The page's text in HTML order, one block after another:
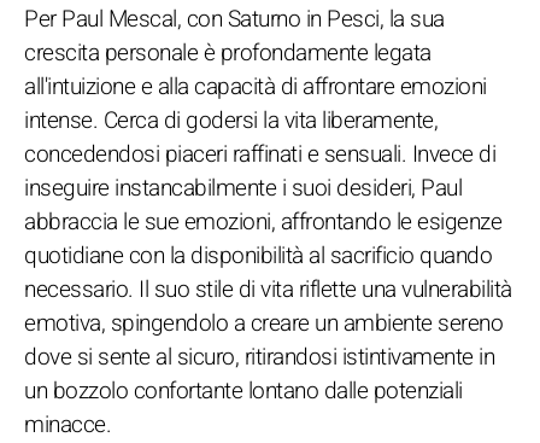
Per Paul Mescal, con Saturno in Pesci, la sua
crescita personale è profondamente legata
all'intuizione e alla capacità di affrontare emozioni
intense. Cerca di godersi la vita liberamente,
concedendosi piaceri raffinati e sensuali. Invece di
inseguire instancabilmente i suoi desideri, Paul
abbraccia le sue emozioni, affrontando le esigenze
quotidiane con la disponibilità al sacrificio quando
necessario. Il suo stile di vita riflette una vulnerabilità
emotiva, spingendolo a creare un ambiente sereno
dove si sente al sicuro, ritirandosi istintivamente in
un bozzolo confortante lontano dalle potenziali
minacce.